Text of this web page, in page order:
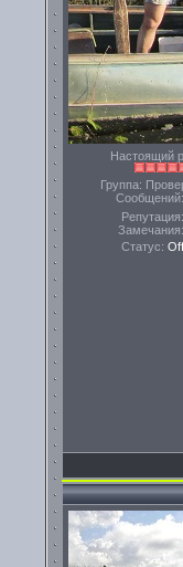
Настоящий
Группа:
Сообщений:
Репутация:
Замечания:
Статус: